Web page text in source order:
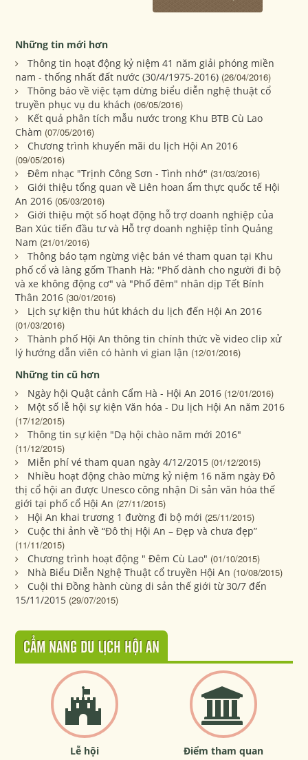
Những tin mới hơn
Thông tin hoạt động kỷ niệm 41 năm giải phóng miền
nam - thống nhất đất nước (30/4/1975-2016) (26/04/2016)
Thông báo về việc tạm dừng biểu diễn nghệ thuật cổ
truyền phục vụ du khách (06/05/2016)
Kết quả phân tích mẫu nước trong Khu BTB Cù Lao
Chàm (07/05/2016)
Chương trình khuyến mãi du lịch Hội An 2016
(09/05/2016)
Đêm nhạc "Trịnh Công Sơn - Tình nhớ" (31/03/2016)
Giới thiệu tổng quan về Liên hoan ẩm thực quốc tế Hội
An 2016 (05/03/2016)
Giới thiệu một số hoạt động hỗ trợ doanh nghiệp của
Ban Xúc tiến đầu tư và Hỗ trợ doanh nghiệp tỉnh Quảng
Nam (21/01/2016)
Thông báo tạm ngừng việc bán vé tham quan tại Khu
phố cổ và làng gốm Thanh Hà; "Phố dành cho người đi bộ
và xe không động cơ" và "Phố đêm" nhân dịp Tết Bính
Thân 2016 (30/01/2016)
Lịch sự kiện thu hút khách du lịch đến Hội An 2016
(01/03/2016)
Thành phố Hội An thông tin chính thức về video clip xử
lý hướng dẫn viên có hành vi gian lận (12/01/2016)
Những tin cũ hơn
Ngày hội Quật cảnh Cẩm Hà - Hội An 2016 (12/01/2016)
Một số lễ hội sự kiện Văn hóa - Du lịch Hội An năm 2016
(17/12/2015)
Thông tin sự kiện "Dạ hội chào năm mới 2016"
(11/12/2015)
Miễn phí vé tham quan ngày 4/12/2015 (01/12/2015)
Nhiều hoạt động chào mừng kỷ niệm 16 năm ngày Đô
thị cổ hội an được Unesco công nhận Di sản văn hóa thế
giới tại phố cổ Hội An (27/11/2015)
Hội An khai trương 1 đường đi bộ mới (25/11/2015)
Cuộc thi ảnh về “Đô thị Hội An – Đẹp và chưa đẹp”
(11/11/2015)
Chương trình hoạt động " Đêm Cù Lao" (01/10/2015)
Nhà Biểu Diễn Nghệ Thuật cổ truyền Hội An (10/08/2015)
Cuội thi Đồng hành cùng di sản thế giới từ 30/7 đến
15/11/2015 (29/07/2015)
CẨM NANG DU LỊCH HỘI AN
Lễ hội Điểm tham quan